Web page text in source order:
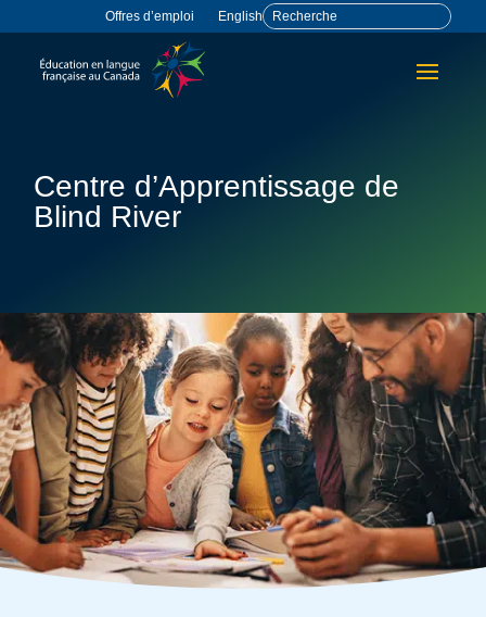
Offres d’emploi English
Centre d’Apprentissage de
Blind River